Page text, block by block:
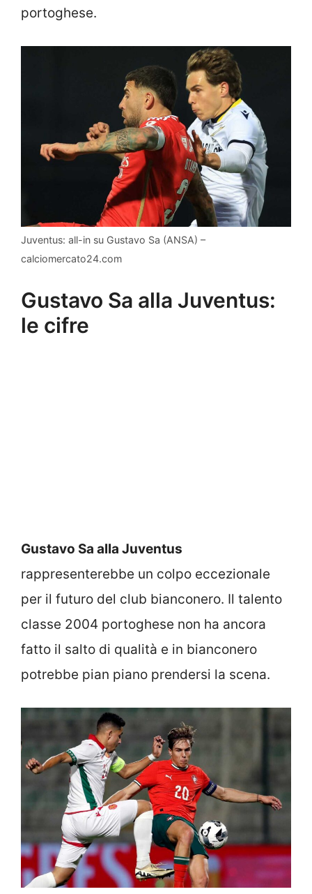
portoghese.
Juventus: all-in su Gustavo Sa (ANSA) –
calciomercato24.com
Gustavo Sa alla Juventus:
le cifre
Gustavo Sa alla Juventus
rappresenterebbe un colpo eccezionale
per il futuro del club bianconero. Il talento
classe 2004 portoghese non ha ancora
fatto il salto di qualità e in bianconero
potrebbe pian piano prendersi la scena.